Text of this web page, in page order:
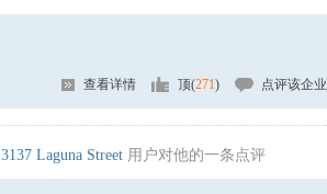
查看详情 顶(271) 点评该企业
3137 Laguna Street 用户对他的一条点评